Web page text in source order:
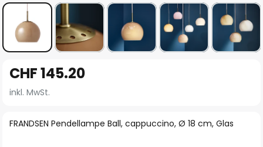
Anfang
der
springen
FRANDSEN Pendellampe Ball, cappuccino, Ø 18 cm, Glas
CHF 145.20
inkl. MwSt.